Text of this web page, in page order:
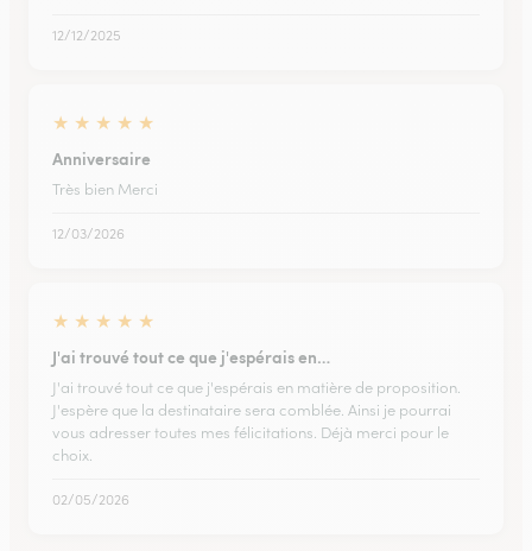
12/12/2025
★ ★ ★ ★ ★
Anniversaire
Très bien Merci
12/03/2026
★ ★ ★ ★ ★
J'ai trouvé tout ce que j'espérais en…
J'ai trouvé tout ce que j'espérais en matière de proposition.
J'espère que la destinataire sera comblée. Ainsi je pourrai
vous adresser toutes mes félicitations. Déjà merci pour le
choix.
02/05/2026